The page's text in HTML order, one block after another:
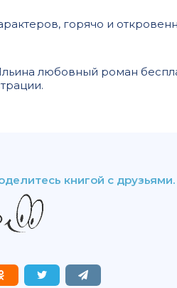
горячо и
любовный роман
книгой с друзьями.